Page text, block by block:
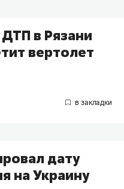
в Рязани
вертолет
дату
на Украину